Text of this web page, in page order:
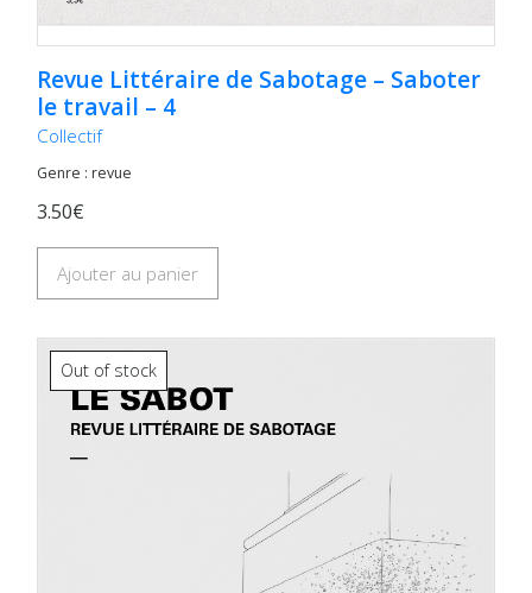
Revue Littéraire de Sabotage – Saboter
le travail – 4
Collectif
Genre : revue
3.50€
Ajouter au panier
Out of stock